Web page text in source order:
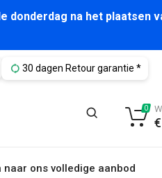
na het plaatsen
30 dagen Retour garantie *
naar ons volledige aanbod
0
€